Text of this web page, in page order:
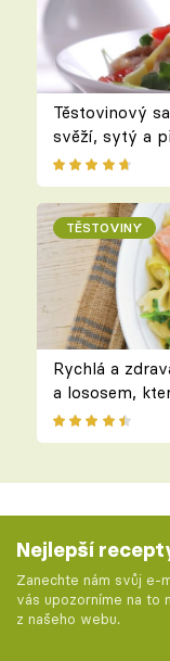
Těstovinový
svěží, sytý a
TĚSTOVINY
Rychlá a
a lososem,
Nejlepší
Zanechte nám svůj e-
vás upozorníme na to
z našeho webu.